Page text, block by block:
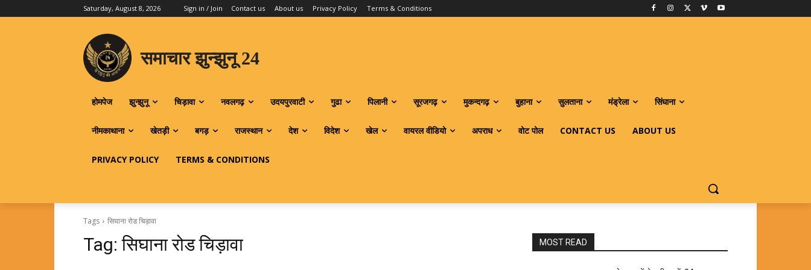
Saturday, August 8, 2026 Sign in / Join Contact us About us Privacy Policy Terms & Conditions
समाचार झुन्झुनू 24
होमपेज झुन्झुनू चिड़ावा नवलगढ़ उदयपुरवाटी गुढा पिलानी सूरजगढ़ मुकन्दगढ़ बुहाना सुलताना मंड्रेला सिंघाना
नीमकाथाना खेतड़ी बगड़ राजस्थान देश विदेश खेल वायरल वीडियो अपराध वोट पोल CONTACT US ABOUT US
PRIVACY POLICY TERMS & CONDITIONS
Tags सिघाना रोड चिड़ावा
Tag:सिघाना रोड चिड़ावा MOST READ